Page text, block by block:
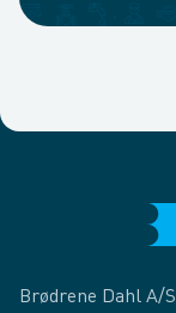
Brødrene Dahl A/S